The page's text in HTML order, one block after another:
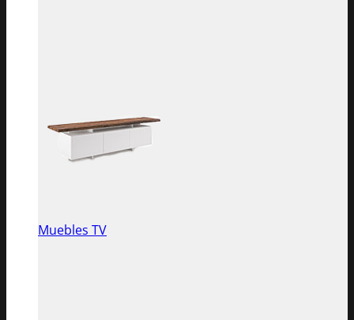
Muebles TV